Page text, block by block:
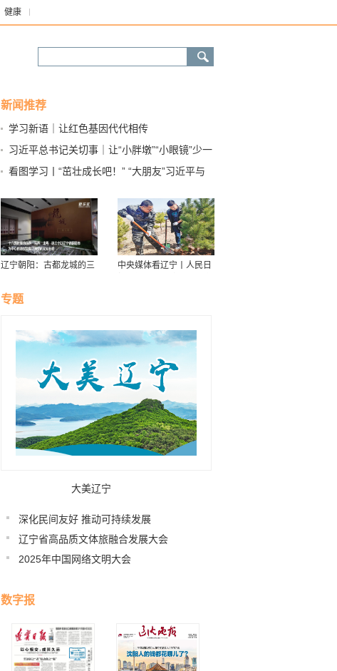
健康
新闻推荐
学习新语｜让红色基因代代相传
习近平总书记关切事｜让“小胖墩”“小眼镜”少一
些
看图学习丨“茁壮成长吧！” “大朋友”习近平与
辽宁朝阳：古都龙城的三
中央媒体看辽宁丨人民日
专题
大美辽宁
深化民间友好 推动可持续发展
辽宁省高品质文体旅融合发展大会
2025年中国网络文明大会
数字报